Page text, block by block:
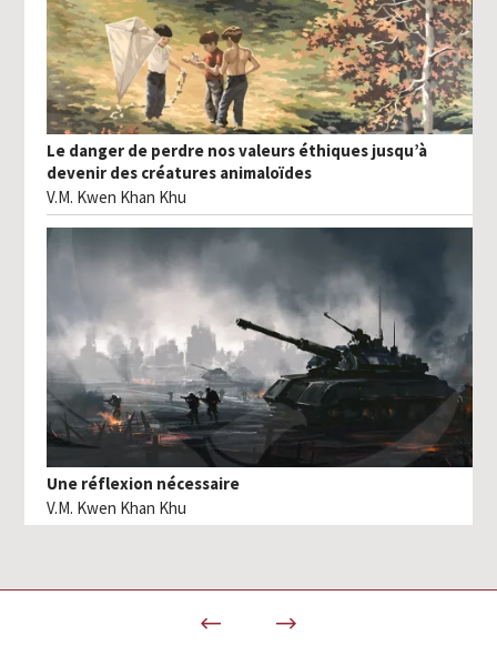
Le danger de perdre nos valeurs éthiques jusqu’à
devenir des créatures animaloïdes
V.M. Kwen Khan Khu
Une réflexion nécessaire
V.M. Kwen Khan Khu